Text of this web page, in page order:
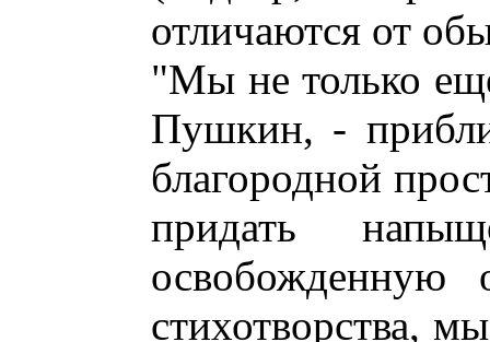
отличаются от
"Мы не только
Пушкин, -
благородной
придать
освобожденную
стихотворства,